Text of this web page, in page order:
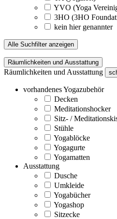
YVO (Yoga
3HO (3HO
kein hier genannter
Alle Suchfilter anzeigen
Räumlichkeiten und Ausstattung
Räumlichkeiten und Ausstattung
vorhandenes Yogazubehör
Decken
Meditationshocker
Sitz- /
Stühle
Yogablöcke
Yogagurte
Yogamatten
Ausstattung
Dusche
Umkleide
Yogabücher
Yogashop
Sitzecke